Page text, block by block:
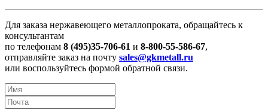
Для заказа нержавеющего металлопроката, обращайтесь к
консультантам
по телефонам 8 (495)35-706-61 и 8-800-55-586-67,
отправляйте заказ на почту sales@gkmetall.ru
или воспользуйтесь формой обратной связи.